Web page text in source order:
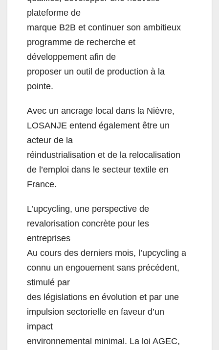
plateforme de
marque B2B et continuer son ambitieux
programme de recherche et
développement afin de
proposer un outil de production à la
pointe.
Avec un ancrage local dans la Nièvre,
LOSANJE entend également être un
acteur de la
réindustrialisation et de la relocalisation
de l’emploi dans le secteur textile en
France.
L’upcycling, une perspective de
revalorisation concrète pour les
entreprises
Au cours des derniers mois, l’upcycling a
connu un engouement sans précédent,
stimulé par
des législations en évolution et par une
impulsion sectorielle en faveur d’un
impact
environnemental minimal. La loi AGEC,